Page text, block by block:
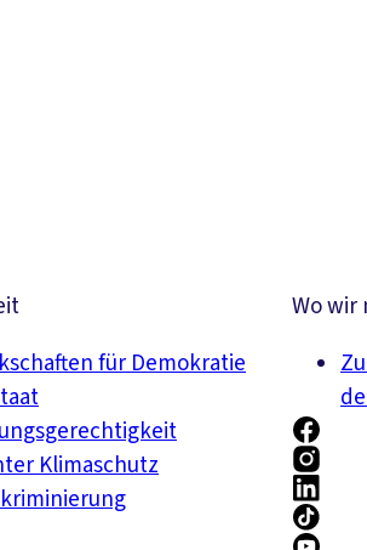
für Demokratie
Klimaschutz
Wo wir